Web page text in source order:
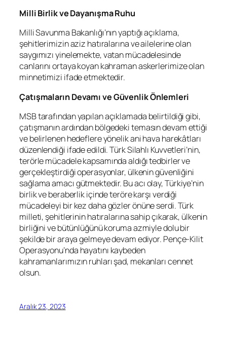
Milli Birlik ve Dayanışma Ruhu
Milli Savunma Bakanlığı’nın yaptığı açıklama,
şehitlerimizin aziz hatıralarına ve ailelerine olan
saygımızı yinelemekte, vatan mücadelesinde
canlarını ortaya koyan kahraman askerlerimize olan
minnetimizi ifade etmektedir.
Çatışmaların Devamı ve Güvenlik Önlemleri
MSB tarafından yapılan açıklamada belirtildiği gibi,
çatışmanın ardından bölgedeki temasın devam ettiği
ve belirlenen hedeflere yönelik ani hava harekâtları
düzenlendiği ifade edildi. Türk Silahlı Kuvvetleri’nin,
terörle mücadele kapsamında aldığı tedbirler ve
gerçekleştirdiği operasyonlar, ülkenin güvenliğini
sağlama amacı gütmektedir. Bu acı olay, Türkiye’nin
birlik ve beraberlik içinde teröre karşı verdiği
mücadeleyi bir kez daha gözler önüne serdi. Türk
milleti, şehitlerinin hatıralarına sahip çıkarak, ülkenin
birliğini ve bütünlüğünü koruma azmiyle dolu bir
şekilde bir araya gelmeye devam ediyor. Pençe-Kilit
Operasyonu’nda hayatını kaybeden
kahramanlarımızın ruhları şad, mekanları cennet
olsun.
Aralık 23, 2023